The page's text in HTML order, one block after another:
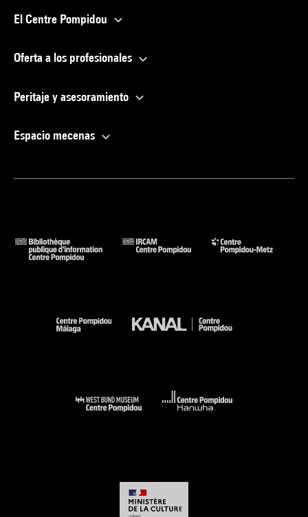
El Centre Pompidou
Oferta a los profesionales
Peritaje y asesoramiento
Espacio mecenas